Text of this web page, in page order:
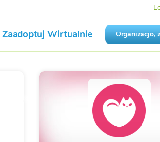
Zaadoptuj Wirtualnie Organizacjo,